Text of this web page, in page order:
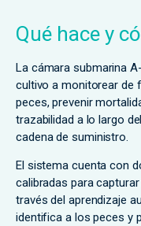
Qué hace y
La cámara submarina
cultivo a monitorear de
peces, prevenir
trazabilidad a lo largo
cadena de suministro.
El sistema cuenta con
calibradas para
través del aprendizaje
identifica a los peces y